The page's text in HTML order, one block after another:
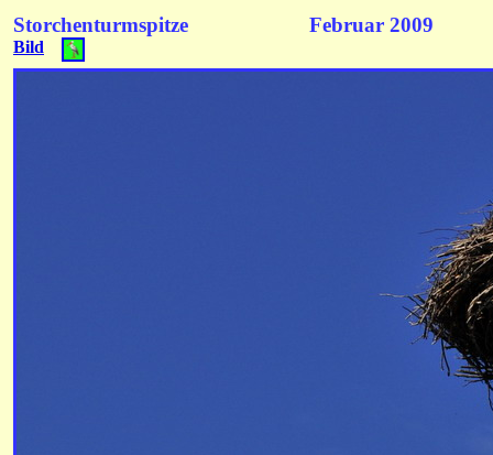
Storchenturmspitze
Bild